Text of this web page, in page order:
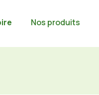
Nos produits